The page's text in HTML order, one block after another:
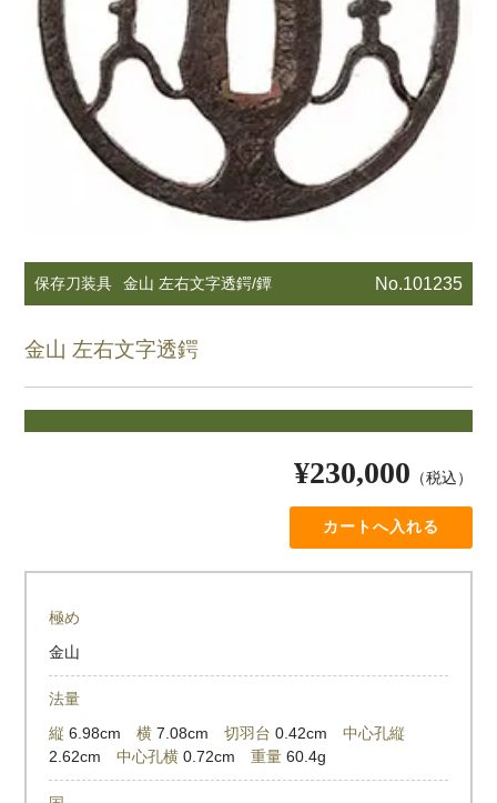
保存刀装具 金山 左右文字透鍔/鐔 No.101235
金山 左右文字透鍔
¥230,000 （税込）
極め
金山
法量
縦 6.98cm横 7.08cm切羽台 0.42cm中心孔縦
2.62cm中心孔横 0.72cm重量 60.4g